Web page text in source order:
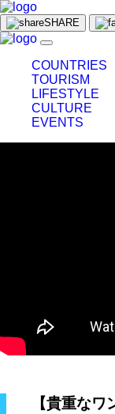
SHARE
COUNTRIES
TOURISM
LIFESTYLE
CULTURE
EVENTS
【貴重な